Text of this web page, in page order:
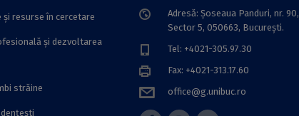
resurse în cercetare
și dezvoltarea
străine
Adresă: Șoseaua Panduri, nr. 90,
Sector 5, 050663, Bucureşti.
Tel: +4021-305.97.30
Fax: +4021-313.17.60
office@g.unibuc.ro